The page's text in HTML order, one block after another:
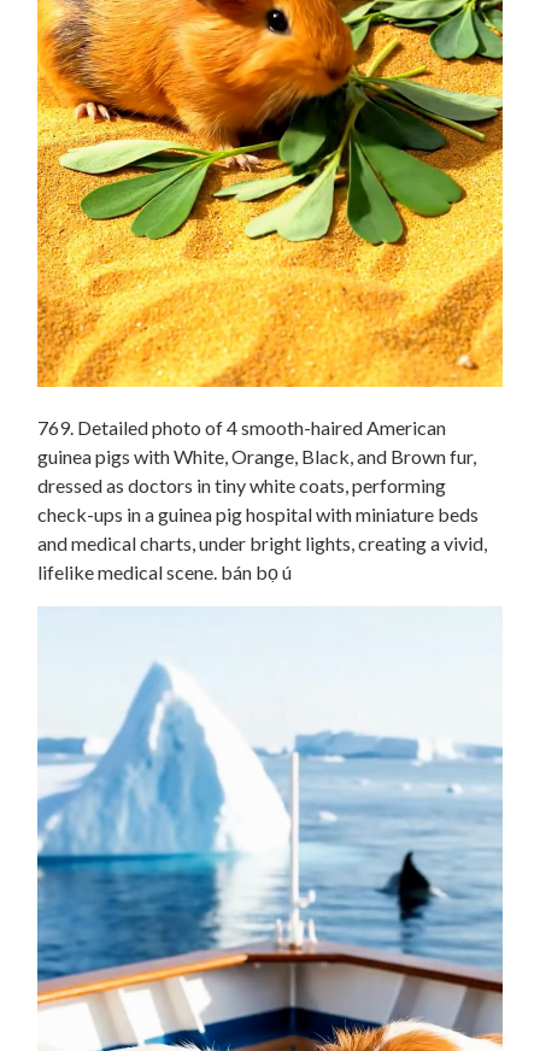
769. Detailed photo of 4 smooth-haired American
guinea pigs with White, Orange, Black, and Brown fur,
dressed as doctors in tiny white coats, performing
check-ups in a guinea pig hospital with miniature beds
and medical charts, under bright lights, creating a vivid,
lifelike medical scene. bán bọ ú